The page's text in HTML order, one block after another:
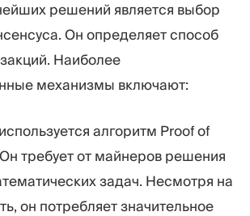
решений является выбор
Он определяет способ
Наиболее
механизмы включают:
алгоритм Proof of
требует от майнеров решения
задач. Несмотря на
он потребляет значительное